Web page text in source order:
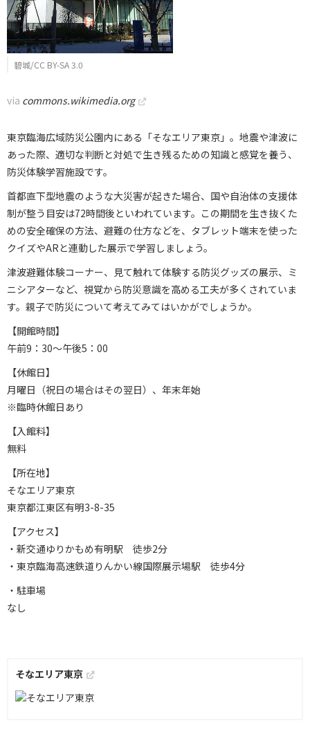
碧城/CC BY-SA 3.0
via commons.wikimedia.org
東京臨海広域防災公園内にある「そなエリア東京」。地震や津波に
あった際、適切な判断と対処で生き残るための知識と感覚を養う、
防災体験学習施設です。
首都直下型地震のような大災害が起きた場合、国や自治体の支援体
制が整う目安は72時間後といわれています。この期間を生き抜くた
めの安全確保の方法、避難の仕方などを、タブレット端末を使った
クイズやARと連動した展示で学習しましょう。
津波避難体験コーナー、見て触れて体験する防災グッズの展示、ミ
ニシアターなど、視覚から防災意識を高める工夫が多くされていま
す。親子で防災について考えてみてはいかがでしょうか。
【開館時間】
午前9：30〜午後5：00
【休館日】
月曜日（祝日の場合はその翌日）、年末年始
※臨時休館日あり
【入館料】
無料
【所在地】
そなエリア東京
東京都江東区有明3-8-35
【アクセス】
・新交通ゆりかもめ有明駅 徒歩2分
・東京臨海高速鉄道りんかい線国際展示場駅 徒歩4分
・駐車場
なし
そなエリア東京